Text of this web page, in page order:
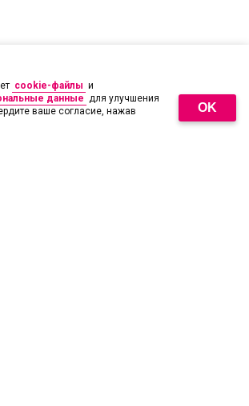
cookie-файлы и
данные для улучшения
ваше согласие, нажав
OK